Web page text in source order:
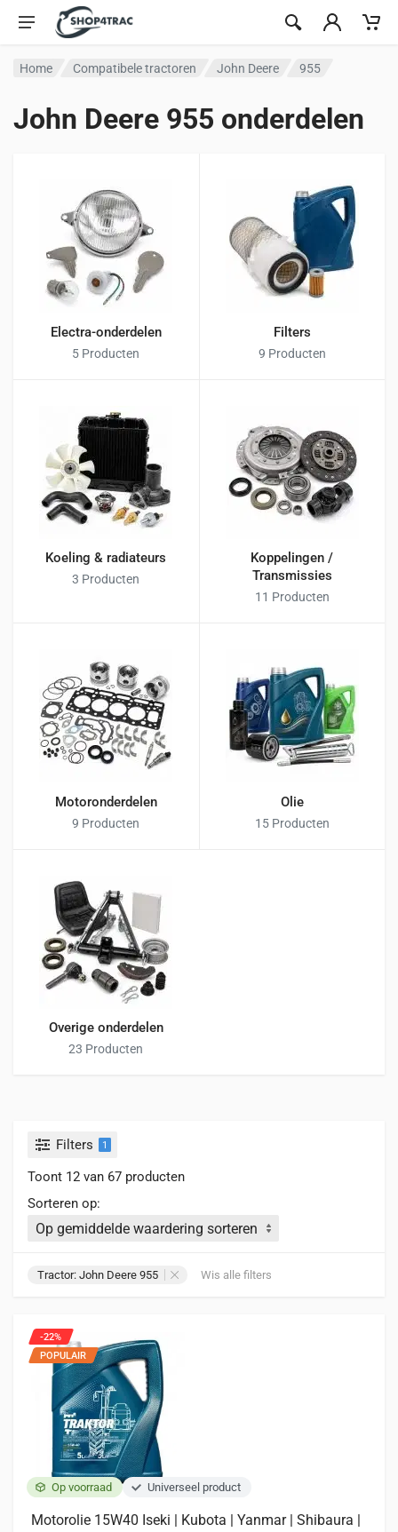
Ga naar inhoud
Home Compatibele tractoren John Deere 955
John Deere 955 onderdelen
Electra-onderdelen
5 Producten
Filters
9 Producten
Koeling & radiateurs
3 Producten
Koppelingen /
Transmissies
11 Producten
Motoronderdelen
9 Producten
Olie
15 Producten
Overige onderdelen
23 Producten
Filters 1
Toont 12 van 67 producten
Sorteren op:
Tractor: John Deere 955 Wis alle filters
Op voorraad Universeel product
-22%
POPULAIR
Motorolie 15W40 Iseki | Kubota | Yanmar | Shibaura |